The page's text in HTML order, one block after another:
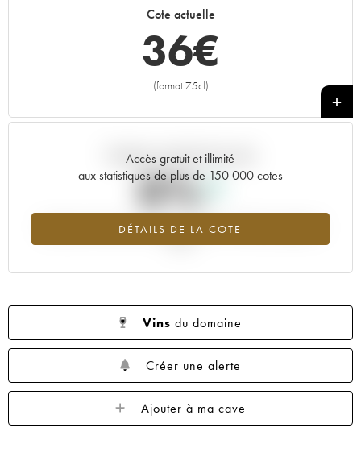
2001
1996
Cote actuelle
36€
(format 75cl)
+
Accès gratuit et illimité
aux statistiques de plus de 150 000 cotes
DÉTAILS DE LA COTE
Tendance actuelle de la cote
0%
Tendance à la hausse du millésime 1983 en 2026 par rapport à
Vins du domaine
Créer une alerte
Ajouter à ma cave